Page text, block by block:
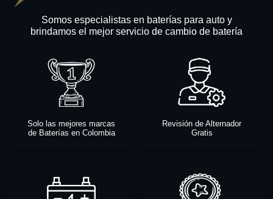
Somos especialistas en baterías para auto y
brindamos el mejor servicio de cambio de batería
Solo las mejores marcas
de Baterías en Colombia
Revisión de Alternador
Gratis